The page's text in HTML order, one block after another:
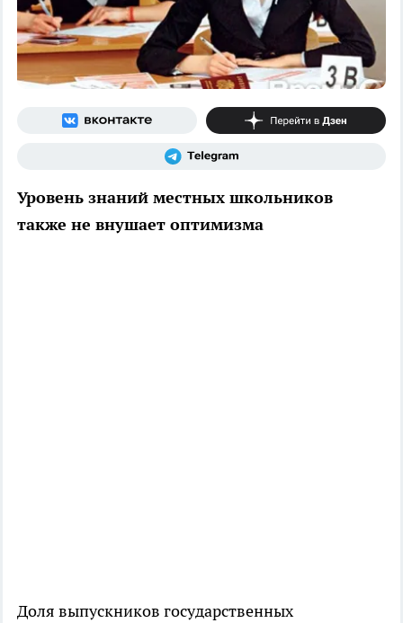
Уровень знаний местных школьников
также не внушает оптимизма
Доля выпускников государственных